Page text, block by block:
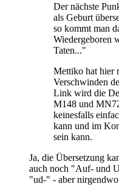
Der nächste
als Geburt
so kommt man
Wiedergeboren
Taten..."
Mettiko hat hier
Verschwinden
Link wird die
M148 und
keinesfalls
kann und im
sein kann.
Ja, die Übersetzung
auch noch "Auf- und
"ud-" - aber